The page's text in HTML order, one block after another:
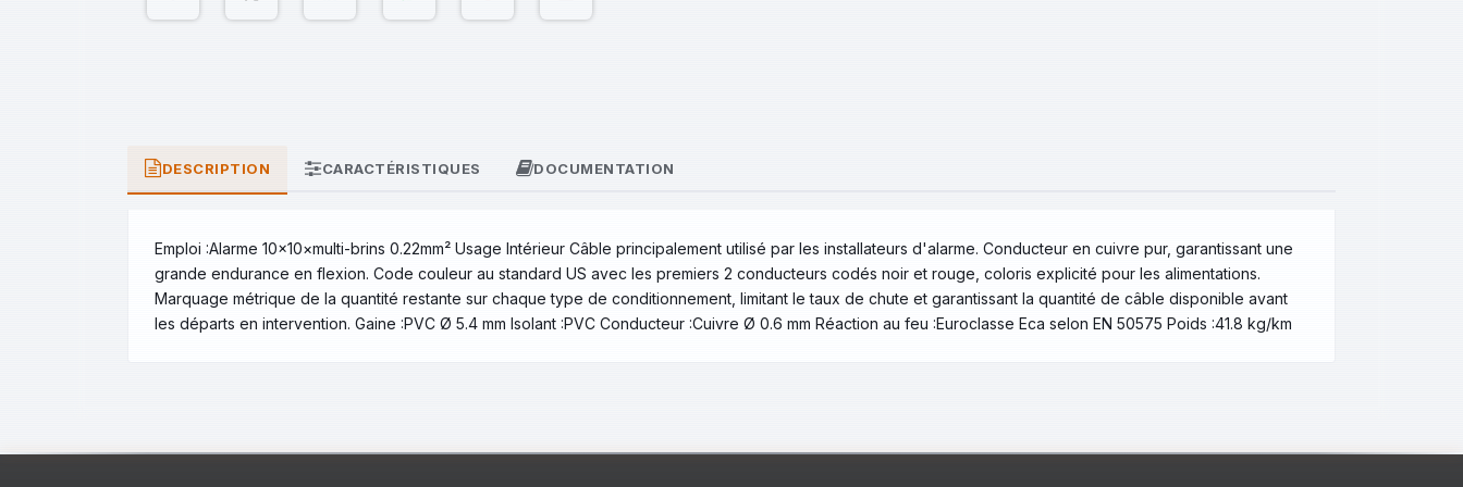
DESCRIPTION CARACTÉRISTIQUES DOCUMENTATION
Emploi :Alarme 10×10×multi-brins 0.22mm² Usage Intérieur Câble principalement utilisé par les installateurs d'alarme. Conducteur en cuivre pur, garantissant une
grande endurance en flexion. Code couleur au standard US avec les premiers 2 conducteurs codés noir et rouge, coloris explicité pour les alimentations.
Marquage métrique de la quantité restante sur chaque type de conditionnement, limitant le taux de chute et garantissant la quantité de câble disponible avant
les départs en intervention. Gaine :PVC Ø 5.4 mm Isolant :PVC Conducteur :Cuivre Ø 0.6 mm Réaction au feu :Euroclasse Eca selon EN 50575 Poids :41.8 kg/km